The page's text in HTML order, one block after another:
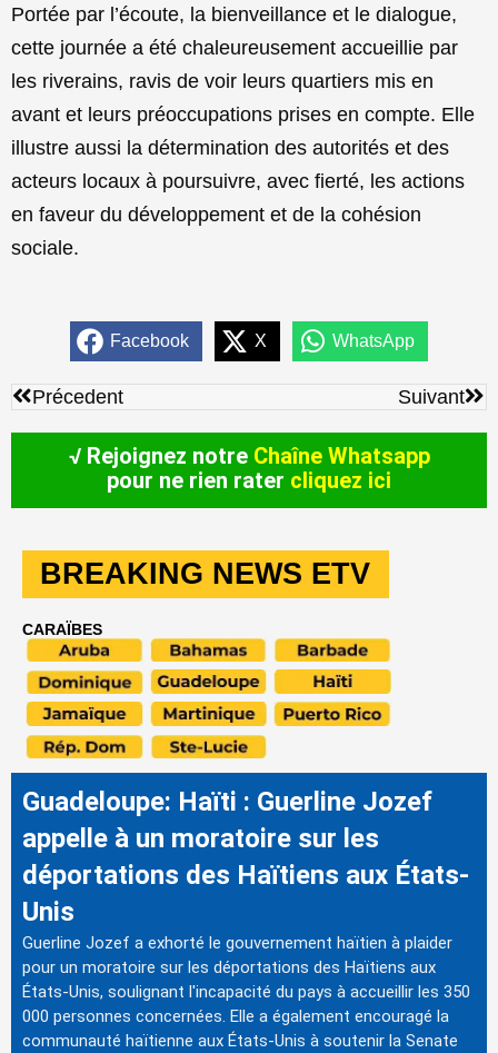
Portée par l’écoute, la bienveillance et le dialogue,
cette journée a été chaleureusement accueillie par
les riverains, ravis de voir leurs quartiers mis en
avant et leurs préoccupations prises en compte. Elle
illustre aussi la détermination des autorités et des
acteurs locaux à poursuivre, avec fierté, les actions
en faveur du développement et de la cohésion
sociale.
Facebook X WhatsApp
Précédent
Précedent Suivant
√ Rejoignez notre Chaîne Whatsapp
pour ne rien rater cliquez ici
BREAKING NEWS ETV
CARAÏBES
Guadeloupe: Haïti : Guerline Jozef
appelle à un moratoire sur les
déportations des Haïtiens aux États-
Unis
Guerline Jozef a exhorté le gouvernement haïtien à plaider
pour un moratoire sur les déportations des Haïtiens aux
États-Unis, soulignant l'incapacité du pays à accueillir les 350
000 personnes concernées. Elle a également encouragé la
communauté haïtienne aux États-Unis à soutenir la Senate